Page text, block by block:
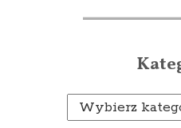
Kategorie